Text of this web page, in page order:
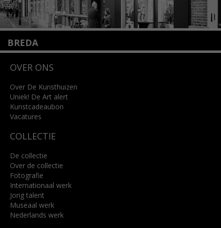
BREDA
4818 SB Breda
info@kunsthuisbreda.nl
Lees meer
OVER ONS
Over De Kunsthuizen
Uniek! De Art alert
Kunstcadeaubon
Vacatures
COLLECTIE
De collectie
Over de collectie
Fotografie
Internationaal werk
Jong talent
Museaal werk
Nederlands werk